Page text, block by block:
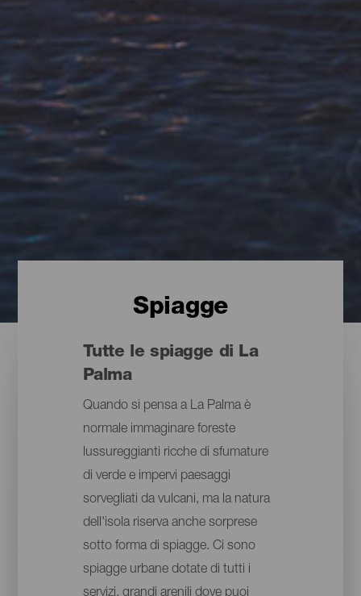
Spiagge
Tutte le spiagge di La
Palma
Quando si pensa a La Palma è
normale immaginare foreste
lussureggianti ricche di sfumature
di verde e impervi paesaggi
sorvegliati da vulcani, ma la natura
dell'isola riserva anche sorprese
sotto forma di spiagge. Ci sono
spiagge urbane dotate di tutti i